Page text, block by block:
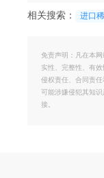
相关搜索： 进口
免责声明：凡在本
实性、完整性、有
侵权责任、合同责
可能涉嫌侵犯其知
接。